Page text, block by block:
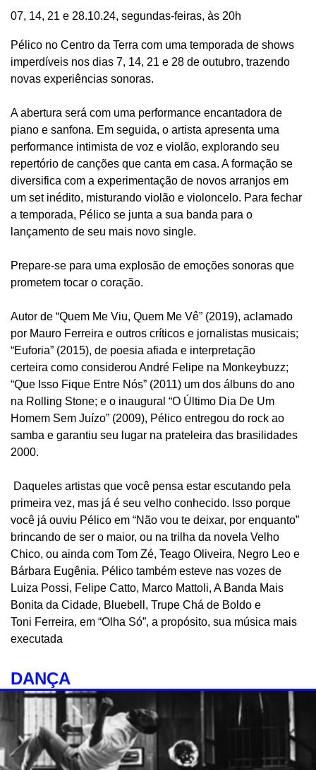
07, 14, 21 e 28.10.24, segundas-feiras, às 20h
Pélico no Centro da Terra com uma temporada de shows
imperdíveis nos dias 7, 14, 21 e 28 de outubro, trazendo
novas experiências sonoras.
A abertura será com uma performance encantadora de
piano e sanfona. Em seguida, o artista apresenta uma
performance intimista de voz e violão, explorando seu
repertório de canções que canta em casa. A formação se
diversifica com a experimentação de novos arranjos em
um set inédito, misturando violão e violoncelo. Para fechar
a temporada, Pélico se junta a sua banda para o
lançamento de seu mais novo single.
Prepare-se para uma explosão de emoções sonoras que
prometem tocar o coração.
Autor de “Quem Me Viu, Quem Me Vê” (2019), aclamado
por Mauro Ferreira e outros críticos e jornalistas musicais;
“Euforia” (2015), de poesia afiada e interpretação
certeira como considerou André Felipe na Monkeybuzz;
“Que Isso Fique Entre Nós” (2011) um dos álbuns do ano
na Rolling Stone; e o inaugural “O Último Dia De Um
Homem Sem Juízo” (2009), Pélico entregou do rock ao
samba e garantiu seu lugar na prateleira das brasilidades
2000.
Daqueles artistas que você pensa estar escutando pela
primeira vez, mas já é seu velho conhecido. Isso porque
você já ouviu Pélico em “Não vou te deixar, por enquanto”
brincando de ser o maior, ou na trilha da novela Velho
Chico, ou ainda com Tom Zé, Teago Oliveira, Negro Leo e
Bárbara Eugênia. Pélico também esteve nas vozes de
Luiza Possi, Felipe Catto, Marco Mattoli, A Banda Mais
Bonita da Cidade, Bluebell, Trupe Chá de Boldo e
Toni Ferreira, em “Olha Só”, a propósito, sua música mais
executada
DANÇA